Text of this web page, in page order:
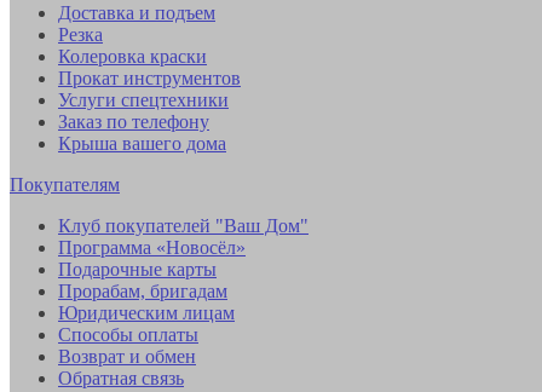
Доставка и подъем
Резка
Колеровка краски
Прокат инструментов
Услуги спецтехники
Заказ по телефону
Крыша вашего дома
Покупателям
Клуб покупателей "Ваш Дом"
Программа «Новосёл»
Подарочные карты
Прорабам, бригадам
Юридическим лицам
Способы оплаты
Возврат и обмен
Обратная связь